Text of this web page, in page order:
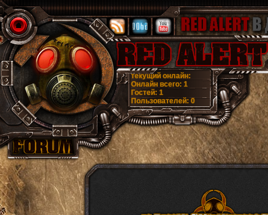
Онлайн всего: 1
Гостей: 1
Пользователей: 0
текущий онлайн: